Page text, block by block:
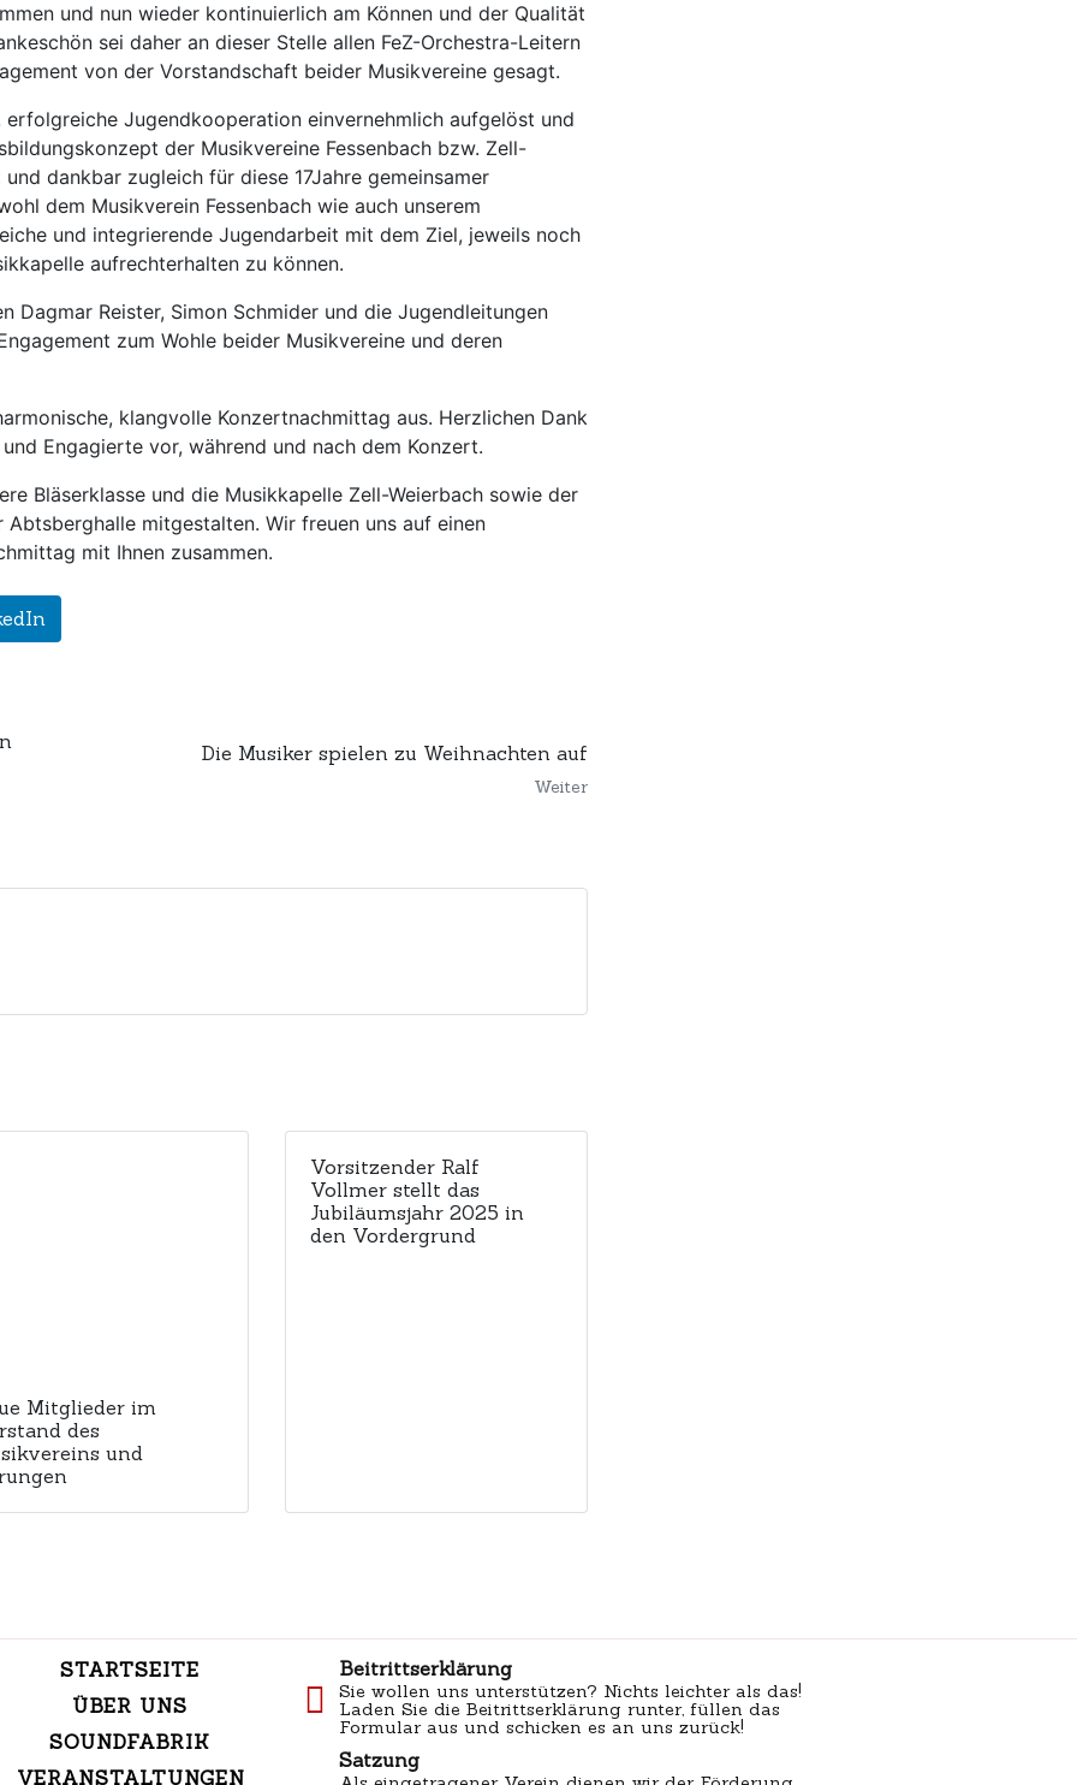
und nun wieder kontinuierlich am Können und der Qualität
sei daher an dieser Stelle allen FeZ-Orchestra-Leitern
von der Vorstandschaft beider Musikvereine gesagt.
Jugendkooperation einvernehmlich aufgelöst und
der Musikvereine Fessenbach bzw. Zell-
dankbar zugleich für diese 17Jahre gemeinsamer
dem Musikverein Fessenbach wie auch unserem
und integrierende Jugendarbeit mit dem Ziel, jeweils noch
aufrechterhalten zu können.
Dagmar Reister, Simon Schmider und die Jugendleitungen
zum Wohle beider Musikvereine und deren
klangvolle Konzertnachmittag aus. Herzlichen Dank
Engagierte vor, während und nach dem Konzert.
Bläserklasse und die Musikkapelle Zell-Weierbach sowie der
mitgestalten. Wir freuen uns auf einen
mit Ihnen zusammen.
Die Musiker spielen zu Weihnachten auf
Weiter
Mitglieder im
des
und
Vorsitzender Ralf
Vollmer stellt das
Jubiläumsjahr 2025 in
den Vordergrund
STARTSEITE
ÜBER UNS
SOUNDFABRIK
VERANSTALTUNGEN
Beitrittserklärung
Sie wollen uns unterstützen? Nichts leichter als das!
Laden Sie die Beitrittserklärung runter, füllen das
Formular aus und schicken es an uns zurück!
Satzung